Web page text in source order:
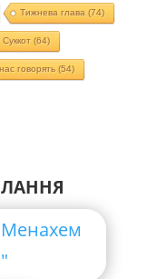
Тижнева глава (74)
Суккот (64)
говорять(54)
Менахем